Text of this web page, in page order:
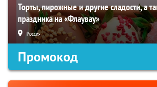
Торты, пирожные и другие сладости, а
праздника на «Флаувау»
Россия
Промокод